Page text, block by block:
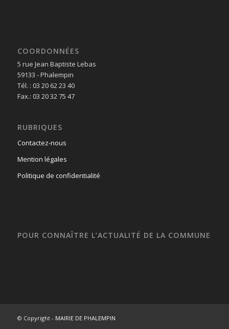
COORDONNÉES
5 rue Jean Baptiste Lebas
59133 - Phalempin
Tél. : 03 20 62 23 40
Fax.: 03 20 32 75 47
RUBRIQUES
Contactez-nous
Mention légales
Politique de confidentialité
POUR CONNAÎTRE L’ACTUALITÉ DE LA COMMUNE
© Copyright - MAIRIE DE PHALEMPIN